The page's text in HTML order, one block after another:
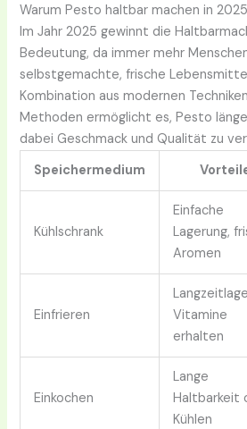
Warum Pesto haltbar machen in
Im Jahr 2025 gewinnt die
Bedeutung, da immer mehr
selbstgemachte, frische
Kombination aus modernen
Methoden ermöglicht es, Pesto
dabei Geschmack und Qualität zu
Speichermedium
Kühlschrank
Einfache
Lagerung,
Aromen
Einfrieren
Vitamine
erhalten
Einkochen
Lange
Haltbarkeit
Kühlen